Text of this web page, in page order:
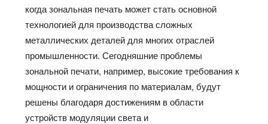
когда зональная печать может стать основной
технологией для производства сложных
металлических деталей для многих отраслей
промышленности. Сегодняшние проблемы
зональной печати, например, высокие требования к
мощности и ограничения по материалам, будут
решены благодаря достижениям в области
устройств модуляции света и